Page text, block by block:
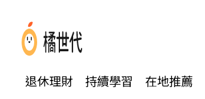
退休理財 持續學習 在地推薦